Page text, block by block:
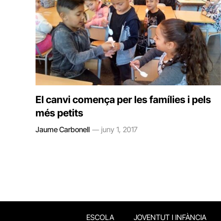
El canvi comença per les famílies i pels
més petits
Jaume Carbonell juny 1, 2017
ESCOLA JOVENTUT I INFÀNCIA